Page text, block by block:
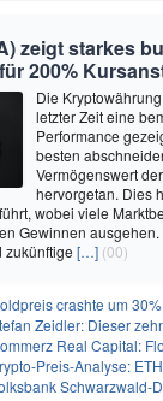
zeigt starkes
200%
Die
letzter Zeit eine
Performance
besten
Vermögenswert
hervorgetan. Dies
wobei viele
Gewinnen ausgehen.
zukünftige […] (00)
crashte um 30% – jetzt
Zeidler: Dieser zehnjährige
Real Capital: Florian
Preis-Analyse: ETH,
Schwarzwald-Donau-Neckar: